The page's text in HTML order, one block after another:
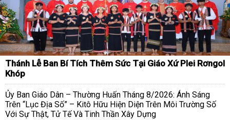
Thánh Lễ Ban Bí Tích Thêm Sức Tại Giáo Xứ Plei Rơngol
Khóp
Ủy Ban Giáo Dân – Thường Huấn Tháng 8/2026: Ánh Sáng
Trên “Lục Địa Số” – Kitô Hữu Hiện Diện Trên Môi Trường Số
Với Sự Thật, Tử Tế Và Tinh Thần Xây Dựng